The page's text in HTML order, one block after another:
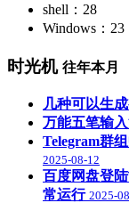
shell：28
Windows：23
时光机 往年本月
几种可以生
万能五笔输
Telegram群
2025-08-12
百度网盘登
常运行 2025-